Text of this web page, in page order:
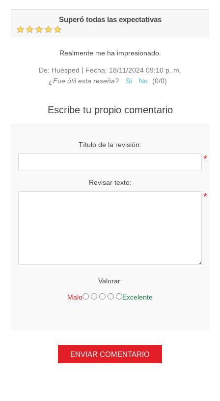
Superó todas las expectativas
Realmente me ha impresionado.
De: Huésped | Fecha: 18/11/2024 09:10 p. m.
¿Fue útil esta reseña?
Sí No (0/0)
Escribe tu propio comentario
Título de la revisión:
*
Revisar texto:
*
Valorar:
Malo Excelente
ENVIAR COMENTARIO